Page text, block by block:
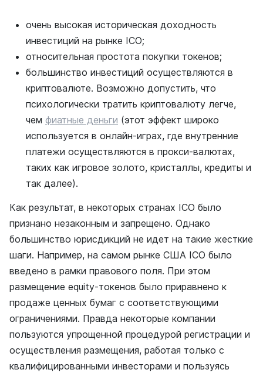
очень высокая историческая доходность
инвестиций на рынке ICO;
относительная простота покупки токенов;
большинство инвестиций осуществляются в
криптовалюте. Возможно допустить, что
психологически тратить криптовалюту легче,
чем фиатные деньги (этот эффект широко
используется в онлайн-играх, где внутренние
платежи осуществляются в прокси-валютах,
таких как игровое золото, кристаллы, кредиты и
так далее).
Как результат, в некоторых странах ICO было
признано незаконным и запрещено. Однако
большинство юрисдикций не идет на такие жесткие
шаги. Например, на самом рынке США ICO было
введено в рамки правового поля. При этом
размещение equity-токенов было приравнено к
продаже ценных бумаг с соответствующими
ограничениями. Правда некоторые компании
пользуются упрощенной процедурой регистрации и
осуществления размещения, работая только с
квалифицированными инвесторами и пользуясь